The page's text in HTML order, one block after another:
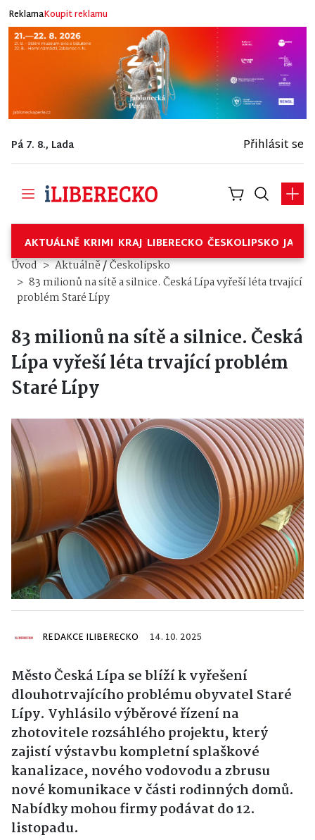
ReklamaKoupit reklamu
Pá 7. 8., Lada Přihlásit se
AKTUÁLNĚ KRIMI KRAJ LIBERECKO ČESKOLIPSKO
Úvod Aktuálně/Českolipsko
83 milionů na sítě a silnice. Česká Lípa vyřeší léta trvající
problém Staré Lípy
83 milionů na sítě a silnice. Česká
Lípa vyřeší léta trvající problém
Staré Lípy
REDAKCE ILIBERECKO 14. 10. 2025
Město Česká Lípa se blíží k vyřešení
dlouhotrvajícího problému obyvatel Staré
Lípy. Vyhlásilo výběrové řízení na
zhotovitele rozsáhlého projektu, který
zajistí výstavbu kompletní splaškové
kanalizace, nového vodovodu a zbrusu
nové komunikace v části rodinných domů.
Nabídky mohou firmy podávat do 12.
listopadu.